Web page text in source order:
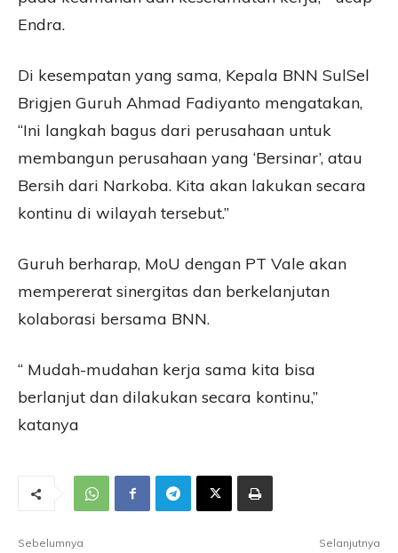
Endra.
Di kesempatan yang sama, Kepala BNN SulSel
Brigjen Guruh Ahmad Fadiyanto mengatakan,
“Ini langkah bagus dari perusahaan untuk
membangun perusahaan yang ‘Bersinar’, atau
Bersih dari Narkoba. Kita akan lakukan secara
kontinu di wilayah tersebut.”
Guruh berharap, MoU dengan PT Vale akan
mempererat sinergitas dan berkelanjutan
kolaborasi bersama BNN.
“ Mudah-mudahan kerja sama kita bisa
berlanjut dan dilakukan secara kontinu,”
katanya
Sebelumnya Selanjutnya